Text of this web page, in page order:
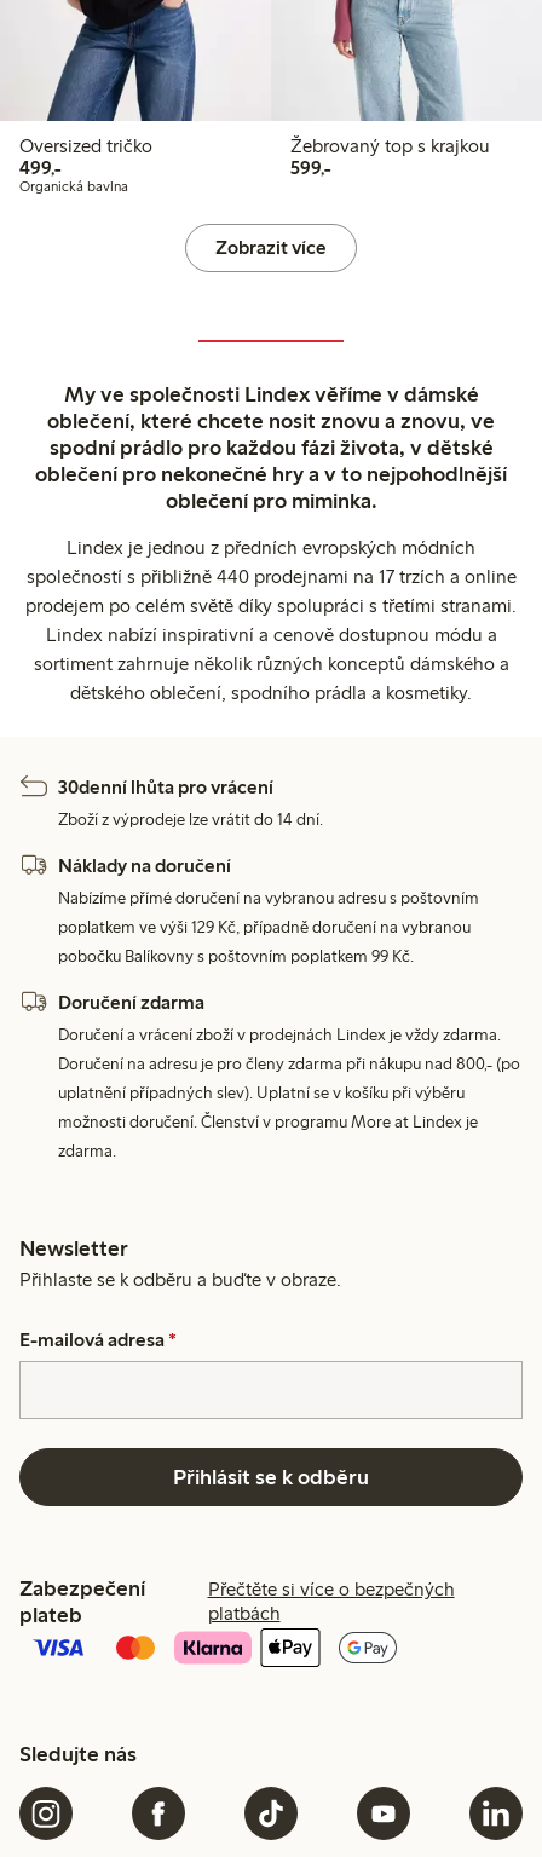
Oversized tričko
499,-499,00 Kč
Organická bavlna
Žebrovaný top s krajkou
599,-599,00 Kč
Zobrazit více
My ve společnosti Lindex věříme v dámské
oblečení, které chcete nosit znovu a znovu, ve
spodní prádlo pro každou fázi života, v dětské
oblečení pro nekonečné hry a v to nejpohodlnější
oblečení pro miminka.
Lindex je jednou z předních evropských módních
společností s přibližně 440 prodejnami na 17 trzích a online
prodejem po celém světě díky spolupráci s třetími stranami.
Lindex nabízí inspirativní a cenově dostupnou módu a
sortiment zahrnuje několik různých konceptů dámského a
dětského oblečení, spodního prádla a kosmetiky.
30denní lhůta pro vrácení
Zboží z výprodeje lze vrátit do 14 dní.
Náklady na doručení
Nabízíme přímé doručení na vybranou adresu s poštovním
poplatkem ve výši 129 Kč, případně doručení na vybranou
pobočku Balíkovny s poštovním poplatkem 99 Kč.
Doručení zdarma
Doručení a vrácení zboží v prodejnách Lindex je vždy zdarma.
Doručení na adresu je pro členy zdarma při nákupu nad 800,- (po
uplatnění případných slev). Uplatní se v košíku při výběru
možnosti doručení. Členství v programu More at Lindex je
zdarma.
Newsletter
Přihlaste se k odběru a buďte v obraze.
E-mailová adresa *
Přihlásit se k odběru
Zabezpečení
plateb
Přečtěte si více o bezpečných
platbách
Sledujte nás